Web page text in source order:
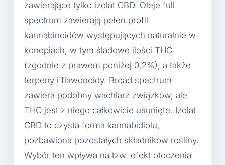
zawierające tylko izolat CBD. Oleje full
spectrum zawierają pełen profil
kannabinoidów występujących naturalnie w
konopiach, w tym śladowe ilości THC
(zgodnie z prawem poniżej 0,2%), a także
terpeny i flawonoidy. Broad spectrum
zawiera podobny wachlarz związków, ale
THC jest z niego całkowicie usunięte. Izolat
CBD to czysta forma kannabidiolu,
pozbawiona pozostałych składników rośliny.
Wybór ten wpływa na tzw. efekt otoczenia